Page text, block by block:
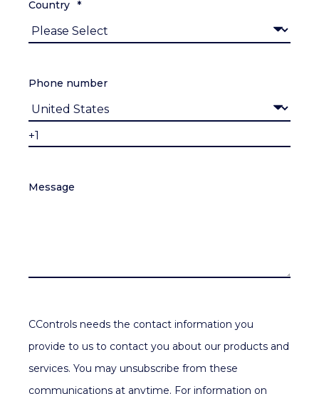
Country *
Phone number
Message
CControls needs the contact information you
provide to us to contact you about our products and
services. You may unsubscribe from these
communications at anytime. For information on